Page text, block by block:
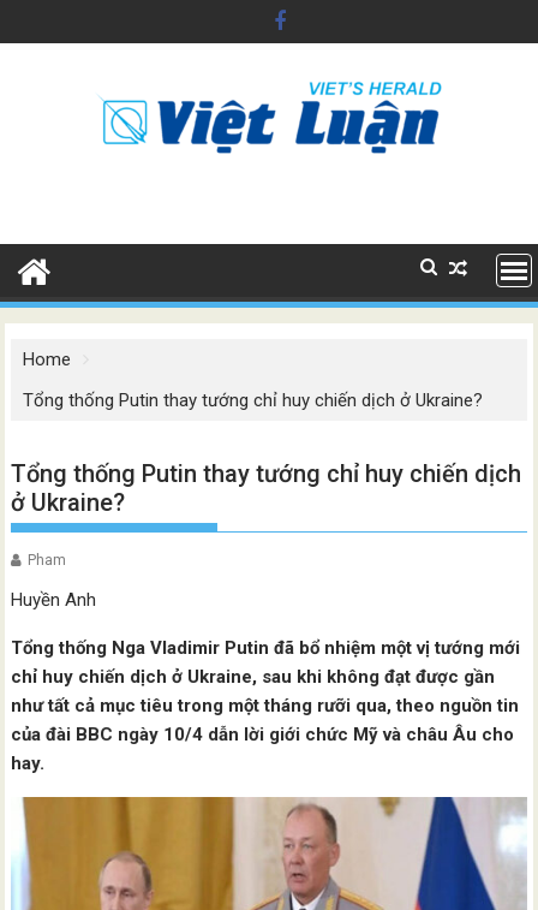
to
Home
Tổng thống Putin thay tướng chỉ huy chiến dịch ở Ukraine?
Tổng thống Putin thay tướng chỉ huy chiến dịch
ở Ukraine?
Pham
Huyền Anh
Tổng thống Nga Vladimir Putin đã bổ nhiệm một vị tướng mới
chỉ huy chiến dịch ở Ukraine, sau khi không đạt được gần
như tất cả mục tiêu trong một tháng rưỡi qua, theo nguồn tin
của đài BBC ngày 10/4 dẫn lời giới chức Mỹ và châu Âu cho
hay.